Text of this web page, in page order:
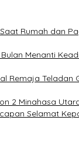
Rumah dan
Menanti
Remaja Teladan
2 Minahasa
Selamat